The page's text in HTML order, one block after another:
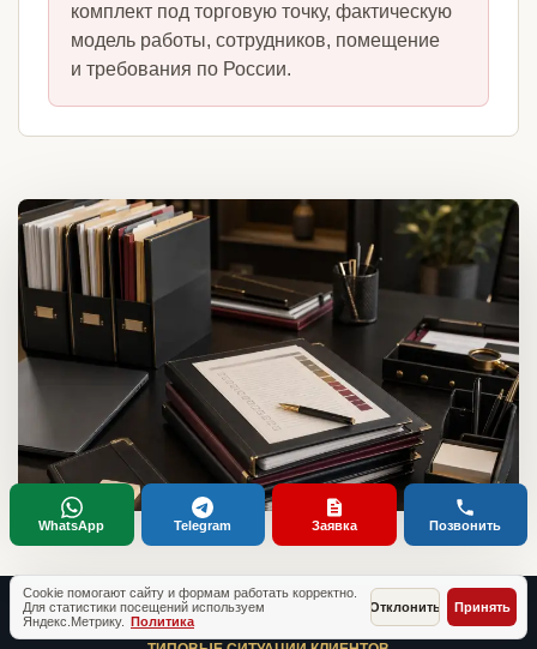
комплект под торговую точку, фактическую
модель работы, сотрудников, помещение
и требования по России.
Cookie помогают сайту и формам работать корректно.
Для статистики посещений используем
Яндекс.Метрику. Политика
Отклонить Принять
WhatsApp Telegram Заявка Позвонить